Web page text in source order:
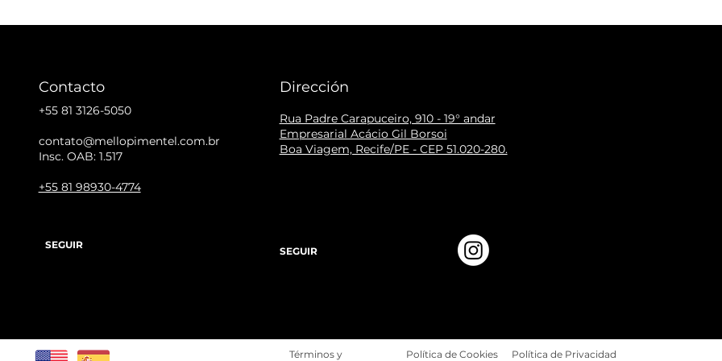
Contacto Dirección
+55 81 3126-5050
contato@mellopimentel.com.br
Insc. OAB: 1.517
+55 81 98930-4774
Rua Padre Carapuceiro, 910 - 19° andar
Empresarial Acácio Gil Borsoi
Boa Viagem, Recife/PE - CEP 51.020-280.
SEGUIR
SEGUIR
Términos y
Política de Cookies Política de Privacidad